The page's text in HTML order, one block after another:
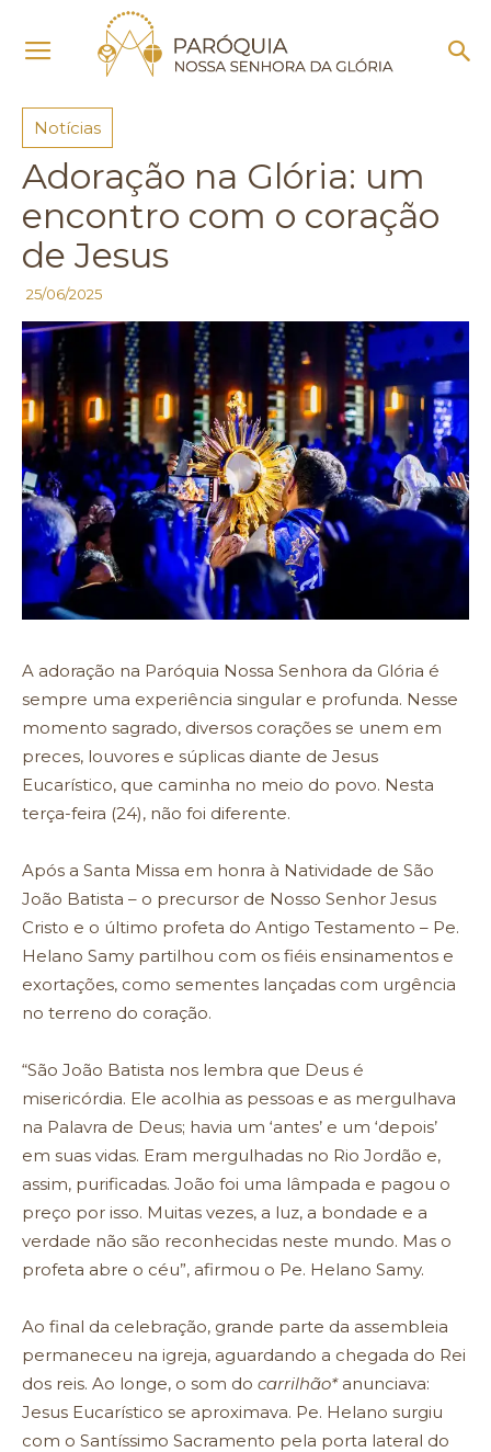
Notícias
Notícias
Adoração na Glória: um
encontro com o coração
de Jesus
25/06/2025
A adoração na Paróquia Nossa Senhora da Glória é
sempre uma experiência singular e profunda. Nesse
momento sagrado, diversos corações se unem em
preces, louvores e súplicas diante de Jesus
Eucarístico, que caminha no meio do povo. Nesta
terça-feira (24), não foi diferente.
Após a Santa Missa em honra à Natividade de São
João Batista – o precursor de Nosso Senhor Jesus
Cristo e o último profeta do Antigo Testamento – Pe.
Helano Samy partilhou com os fiéis ensinamentos e
exortações, como sementes lançadas com urgência
no terreno do coração.
“São João Batista nos lembra que Deus é
misericórdia. Ele acolhia as pessoas e as mergulhava
na Palavra de Deus; havia um ‘antes’ e um ‘depois’
em suas vidas. Eram mergulhadas no Rio Jordão e,
assim, purificadas. João foi uma lâmpada e pagou o
preço por isso. Muitas vezes, a luz, a bondade e a
verdade não são reconhecidas neste mundo. Mas o
profeta abre o céu”, afirmou o Pe. Helano Samy.
Ao final da celebração, grande parte da assembleia
permaneceu na igreja, aguardando a chegada do Rei
dos reis. Ao longe, o som do carrilhão*anunciava:
Jesus Eucarístico se aproximava. Pe. Helano surgiu
com o Santíssimo Sacramento pela porta lateral do